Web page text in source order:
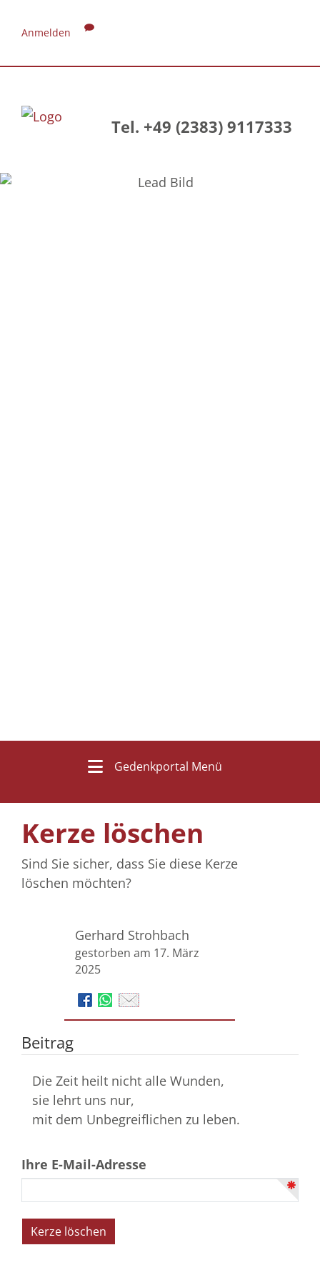
Anmelden
Tel. +49 (2383) 9117333
Gedenkportal Menü
Kerze löschen
Sind Sie sicher, dass Sie diese Kerze
löschen möchten?
Gerhard Strohbach
gestorben am 17. März
2025
Beitrag
Die Zeit heilt nicht alle Wunden,
sie lehrt uns nur,
mit dem Unbegreiflichen zu leben.
Ihre E-Mail-Adresse